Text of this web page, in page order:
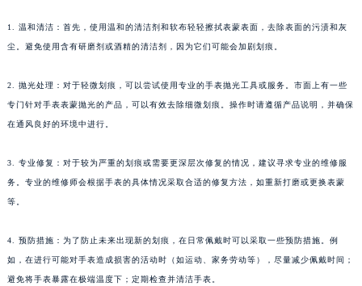
1. 温和清洁：首先，使用温和的清洁剂和软布轻轻擦拭表蒙表面，去除表面的污渍和灰
尘。避免使用含有研磨剂或酒精的清洁剂，因为它们可能会加剧划痕。
2. 抛光处理：对于轻微划痕，可以尝试使用专业的手表抛光工具或服务。市面上有一些
专门针对手表表蒙抛光的产品，可以有效去除细微划痕。操作时请遵循产品说明，并确保
在通风良好的环境中进行。
3. 专业修复：对于较为严重的划痕或需要更深层次修复的情况，建议寻求专业的维修服
务。专业的维修师会根据手表的具体情况采取合适的修复方法，如重新打磨或更换表蒙
等。
4. 预防措施：为了防止未来出现新的划痕，在日常佩戴时可以采取一些预防措施。例
如，在进行可能对手表造成损害的活动时（如运动、家务劳动等），尽量减少佩戴时间；
避免将手表暴露在极端温度下；定期检查并清洁手表。